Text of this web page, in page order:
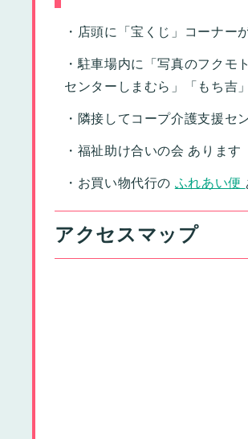
店頭に「宝くじ」コーナー
駐車場内に「写真のフクモ
センターしまむら」「もち吉
隣接してコープ介護支援セ
福祉助け合いの会 あります
お買い物代行の ふれあい便
アクセスマップ